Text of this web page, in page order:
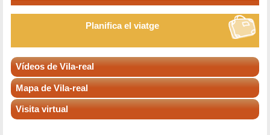
Planifica el viatge
Vídeos de Vila-real
Mapa de Vila-real
Visita virtual